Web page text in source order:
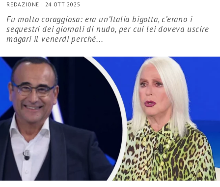
REDAZIONE | 24 OTT 2025
Fu molto coraggiosa: era un’Italia bigotta, c’erano i
sequestri dei giornali di nudo, per cui lei doveva uscire
magari il venerdì perché...